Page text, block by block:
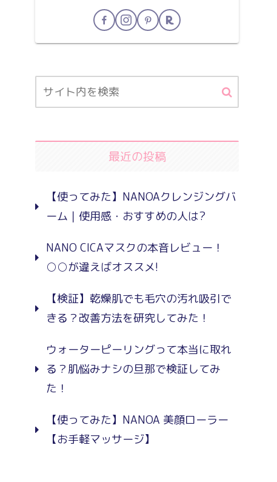
最近の投稿
【使ってみた】NANOAクレンジングバ
ーム｜使用感・おすすめの人は?
NANO CICAマスクの本音レビュー！
○○が違えばオススメ!
【検証】乾燥肌でも毛穴の汚れ吸引で
きる？改善方法を研究してみた！
ウォーターピーリングって本当に取れ
る？肌悩みナシの旦那で検証してみ
た！
【使ってみた】NANOA 美顔ローラー
【お手軽マッサージ】